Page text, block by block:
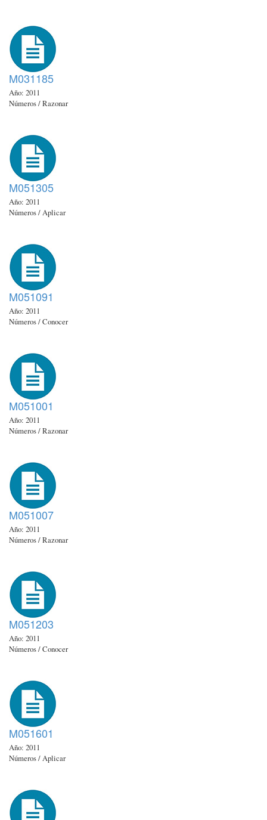
M031185
Año: 2011
Números / Razonar
M051305
Año: 2011
Números / Aplicar
M051091
Año: 2011
Números / Conocer
M051001
Año: 2011
Números / Razonar
M051007
Año: 2011
Números / Razonar
M051203
Año: 2011
Números / Conocer
M051601
Año: 2011
Números / Aplicar